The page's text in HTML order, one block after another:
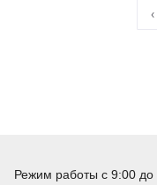
‹
Режим работы с 9:00 до